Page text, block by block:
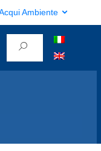
Ambiente